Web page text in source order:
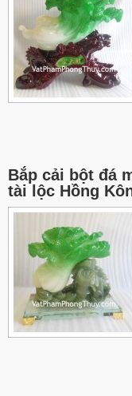
Bắp cải bột đá
tài lộc Hồng